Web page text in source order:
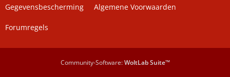
Gegevensbescherming Algemene Voorwaarden
Forumregels
Community-Software:WoltLab Suite™